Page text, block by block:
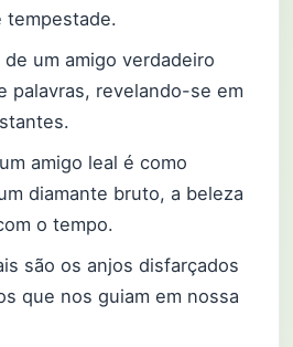
tempestade.
de um amigo verdadeiro
palavras, revelando-se em
amigo leal é como
diamante bruto, a beleza
o tempo.
são os anjos disfarçados
que nos guiam em nossa